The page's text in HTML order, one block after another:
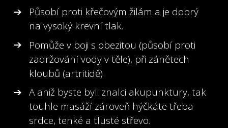
Působí proti křečovým žilám a je dobrý
na vysoký krevní tlak.
Pomůže v boji s obezitou (působí proti
zadržování vody v těle), při zánětech
kloubů (artritidě)
A aniž byste byli znalci akupunktury, tak
touhle masáží zároveň hýčkáte třeba
srdce, tenké a tlusté střevo.